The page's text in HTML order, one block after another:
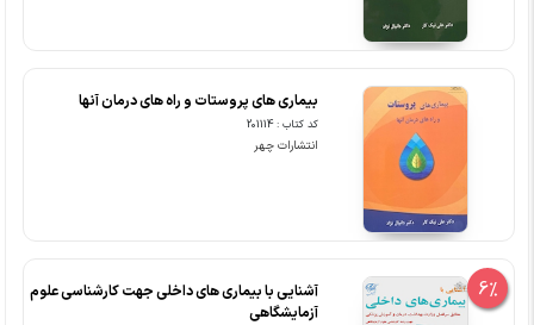
بیماری های پروستات و راه های درمان آنها
کد کتاب : 201114
انتشارات چهر
6%
آشنایی با بیماری های داخلی جهت کارشناسی علوم
آزمایشگاهی